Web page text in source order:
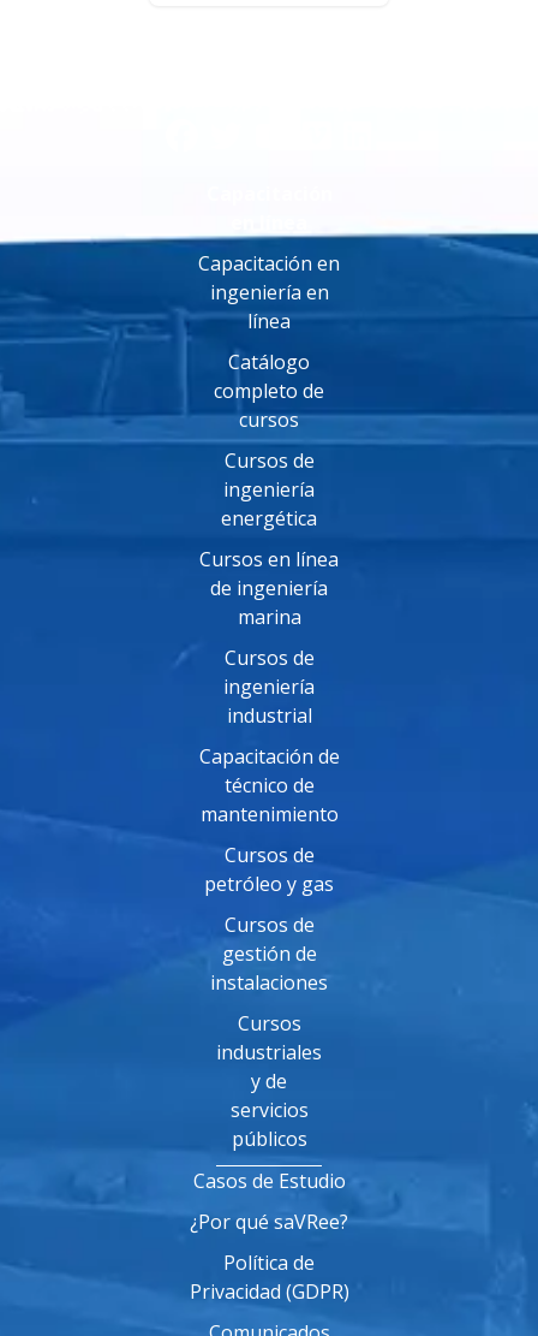
Capacitación en
ingeniería en
línea
Catálogo
completo de
cursos
Cursos de
ingeniería
energética
Cursos en línea
de ingeniería
marina
Cursos de
ingeniería
industrial
Capacitación de
técnico de
mantenimiento
Cursos de
petróleo y gas
Cursos de
gestión de
instalaciones
Cursos
industriales
y de
servicios
públicos
Casos de Estudio
¿Por qué saVRee?
Política de
Privacidad (GDPR)